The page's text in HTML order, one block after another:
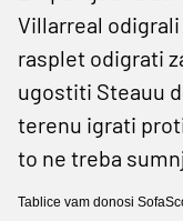
Villarreal odigrali
rasplet odigrati
ugostiti Steauu
terenu igrati
to ne treba
Tablice vam donosi